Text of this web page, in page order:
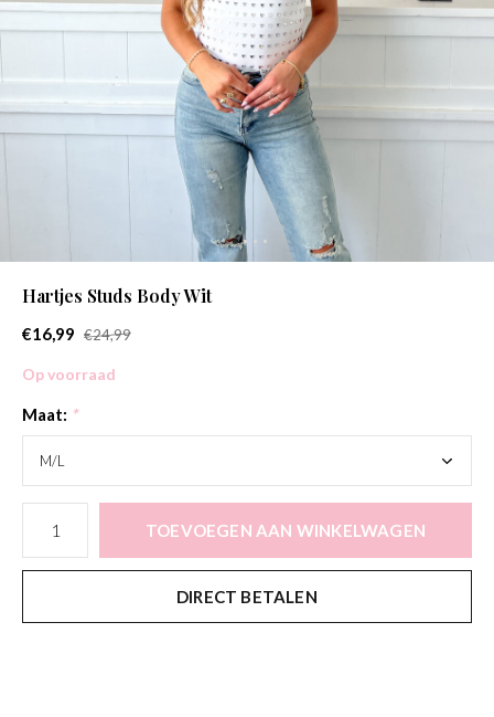
Hartjes Studs Body Wit
€16,99 €24,99
Op voorraad
Maat: *
TOEVOEGEN AAN WINKELWAGEN
DIRECT BETALEN